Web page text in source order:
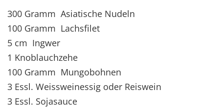
300 Gramm Asiatische Nudeln
100 Gramm Lachsfilet
5 cm Ingwer
1 Knoblauchzehe
100 Gramm Mungobohnen
3 Essl. Weissweinessig oder Reiswein
3 Essl. Sojasauce